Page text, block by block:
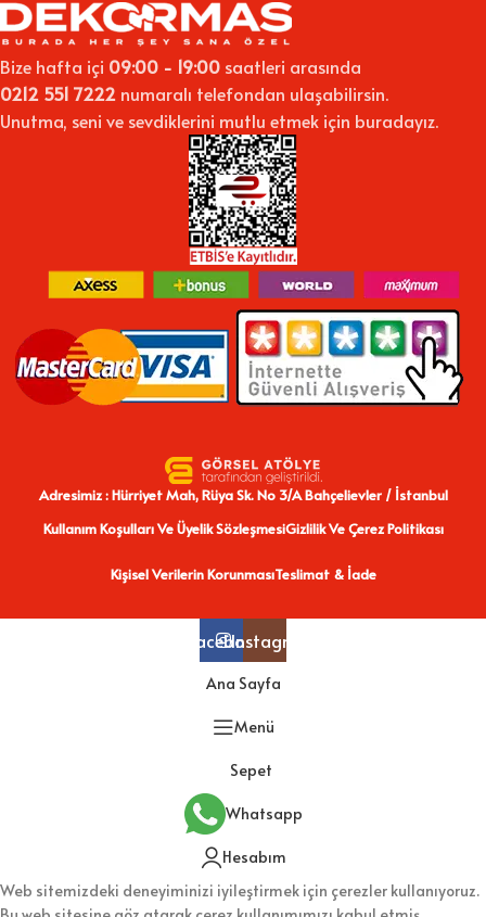
Bize hafta içi 09:00 - 19:00 saatleri arasında
0212 551 7222 numaralı telefondan ulaşabilirsin.
Unutma, seni ve sevdiklerini mutlu etmek için buradayız.
Adresimiz : Hürriyet Mah, Rüya Sk. No 3/A Bahçelievler / İstanbul
Kullanım Koşulları Ve Üyelik SözleşmesiGizlilik Ve Çerez Politikası
Kişisel Verilerin KorunmasıTeslimat & İade
FacebookInstagram
Ana Sayfa
Menü
Sepet
Whatsapp
Hesabım
Web sitemizdeki deneyiminizi iyileştirmek için çerezler kullanıyoruz.